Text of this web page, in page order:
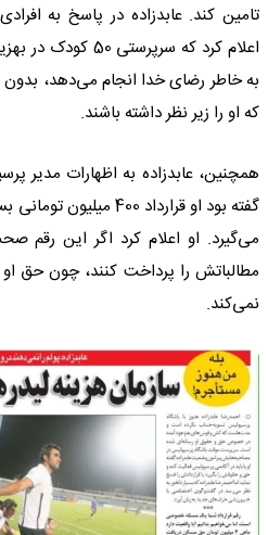
تامین کند. عابدزاده در پاسخ به
اعلام کرد که
به خاطر رضای خدا انجام می‌دهد،
که او را زیر نظر داشته باشند.
همچنین، عابدزاده به اظهارات مدیر
می‌گیرد. او اعلام کرد اگر این رقم
مطالباتش را پرداخت کنند، چون حق
نمی‌کند.